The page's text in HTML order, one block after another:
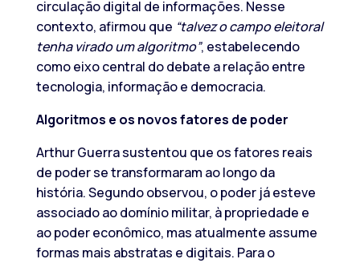
circulação digital de informações. Nesse
contexto, afirmou que “talvez o campo eleitoral
tenha virado um algoritmo”, estabelecendo
como eixo central do debate a relação entre
tecnologia, informação e democracia.
Algoritmos e os novos fatores de poder
Arthur Guerra sustentou que os fatores reais
de poder se transformaram ao longo da
história. Segundo observou, o poder já esteve
associado ao domínio militar, à propriedade e
ao poder econômico, mas atualmente assume
formas mais abstratas e digitais. Para o